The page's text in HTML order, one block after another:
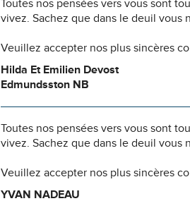
Toutes nos pensées vers vous sont
vivez. Sachez que dans le deuil vous
Veuillez accepter nos plus sincères
Hilda Et Emilien Devost
Edmundsston NB
Toutes nos pensées vers vous sont
vivez. Sachez que dans le deuil vous
Veuillez accepter nos plus sincères
YVAN NADEAU